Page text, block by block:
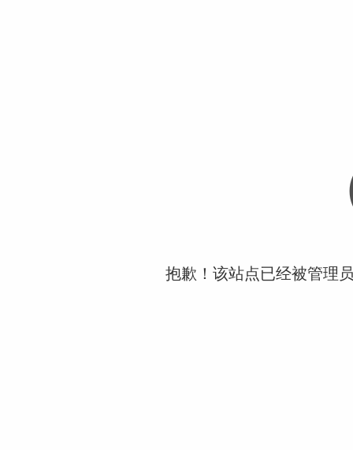
抱歉！该站点已经被管理